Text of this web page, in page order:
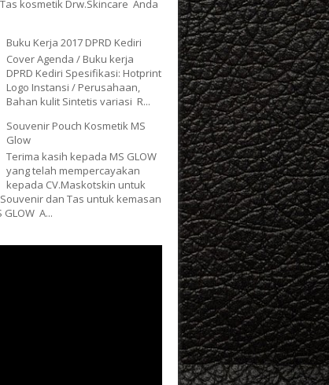
kosmetik Drw.Skincare Anda
Buku Kerja 2017 DPRD Kediri
Cover Agenda / Buku kerja
DPRD Kediri Spesifikasi: Hotprint
Logo Instansi / Perusahaan,
Bahan kulit Sintetis variasi R...
Souvenir Pouch Kosmetik MS
Glow
Terima kasih kepada MS GLOW
yang telah mempercayakan
kepada CV.Maskotskin untuk
dan Tas untuk kemasan
A...